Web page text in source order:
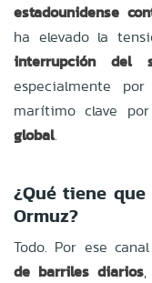
estadounidense
ha elevado la
interrupción del
especialmente
marítimo clave
global.
¿Qué tiene
Ormuz?
Todo. Por ese canal
de barriles diarios